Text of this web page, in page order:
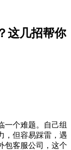
这几招帮你
个难题。自己组
，但容易踩雷，遇
包客服公司，这个